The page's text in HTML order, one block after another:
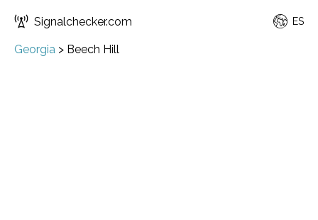
Signalchecker.com ES
Georgia > Beech Hill